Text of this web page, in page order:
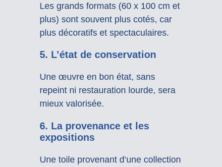
Les grands formats (60 x 100 cm et
plus) sont souvent plus cotés, car
plus décoratifs et spectaculaires.
5. L’état de conservation
Une œuvre en bon état, sans
repeint ni restauration lourde, sera
mieux valorisée.
6. La provenance et les
expositions
Une toile provenant d’une collection